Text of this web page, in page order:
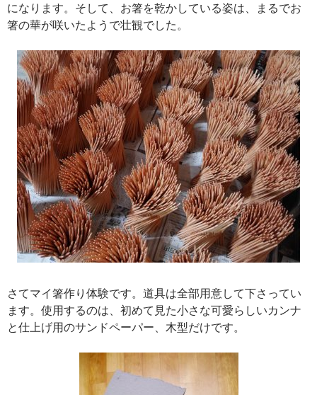
になります。そして、お箸を乾かしている姿は、まるでお
箸の華が咲いたようで壮観でした。
さてマイ箸作り体験です。道具は全部用意して下さってい
ます。使用するのは、初めて見た小さな可愛らしいカンナ
と仕上げ用のサンドペーパー、木型だけです。